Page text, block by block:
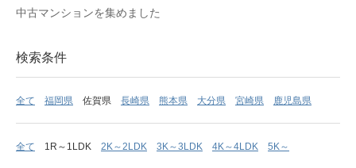
中古マンションを集めました
検索条件
全て 福岡県 佐賀県 長崎県 熊本県 大分県 宮崎県 鹿児島県
全て 1R～1LDK 2K～2LDK 3K～3LDK 4K～4LDK 5K～